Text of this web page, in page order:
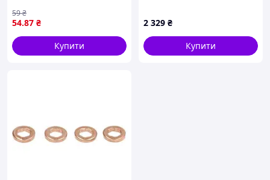
ALMERA I, ALMERA II,
CHERRY III, MICRA I, MICRA
II, PRAIRIE,
54.87 ₴
59₴
Купити
2 329 ₴
Купити